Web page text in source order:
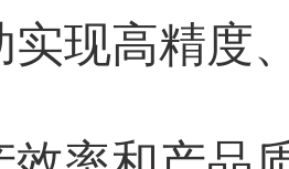
实现高精度